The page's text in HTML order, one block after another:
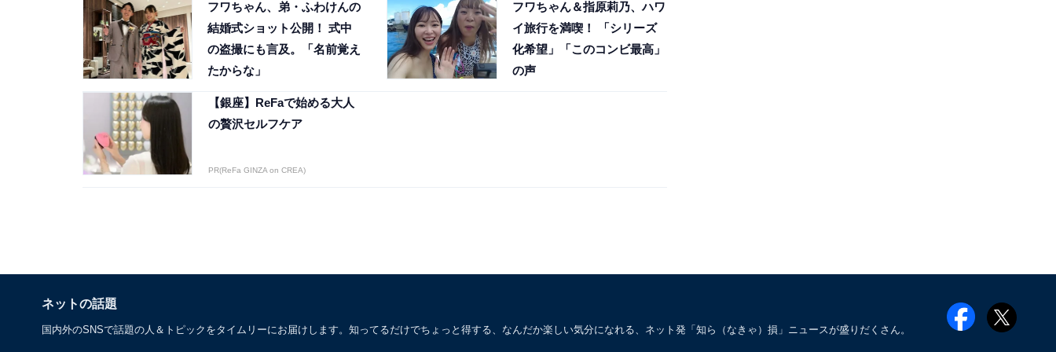
フワちゃん、弟・ふわけんの
結婚式ショット公開！ 式中
の盗撮にも言及。「名前覚え
たからな」
フワちゃん＆指原莉乃、ハワ
イ旅行を満喫！ 「シリーズ
化希望」「このコンビ最高」
の声
【銀座】ReFaで始める大人
の贅沢セルフケア
PR(ReFa GINZA on CREA)
ネットの話題
国内外のSNSで話題の人＆トピックをタイムリーにお届けします。知ってるだけでちょっと得する、なんだか楽しい気分になれる、ネット発「知ら（なきゃ）損」ニュースが盛りだくさん。